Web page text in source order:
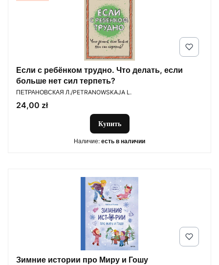
Если с ребёнком трудно. Что делать, если
больше нет сил терпеть?
ПРОИЗВОДИТЕЛЬ
ПЕТРАНОВСКАЯ Л./PETRANOWSKAJA L.
Цена
24,00 zł
Купить
Наличие: есть в наличии
Зимние истории про Миру и Гошу